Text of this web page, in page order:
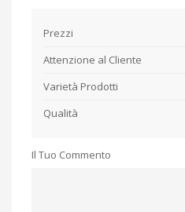
Prezzi
Attenzione al Cliente
Varietà Prodotti
Qualità
Il Tuo Commento